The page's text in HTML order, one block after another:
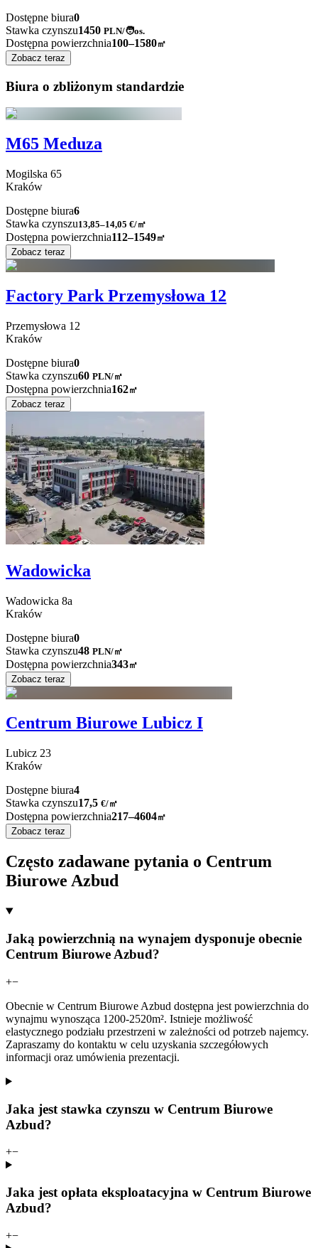
Dostępne biura0
Stawka czynszu1450 PLN/🧑os.
Dostępna powierzchnia100–1580㎡
Zobacz teraz
Biura o zbliżonym standardzie
M65 Meduza
Mogilska 65
Kraków
Dostępne biura6
Stawka czynszu13,85–14,05 €/㎡
Dostępna powierzchnia112–1549㎡
Zobacz teraz
Factory Park Przemysłowa 12
Przemysłowa 12
Kraków
Dostępne biura0
Stawka czynszu60 PLN/㎡
Dostępna powierzchnia162㎡
Zobacz teraz
Wadowicka
Wadowicka 8a
Kraków
Dostępne biura0
Stawka czynszu48 PLN/㎡
Dostępna powierzchnia343㎡
Zobacz teraz
Centrum Biurowe Lubicz I
Lubicz 23
Kraków
Dostępne biura4
Stawka czynszu17,5 €/㎡
Dostępna powierzchnia217–4604㎡
Zobacz teraz
Często zadawane pytania o Centrum
Biurowe Azbud
Jaką powierzchnią na wynajem dysponuje obecnie
Centrum Biurowe Azbud?
+−
Obecnie w Centrum Biurowe Azbud dostępna jest powierzchnia do
wynajmu wynosząca 1200-2520m². Istnieje możliwość
elastycznego podziału przestrzeni w zależności od potrzeb najemcy.
Zapraszamy do kontaktu w celu uzyskania szczegółowych
informacji oraz umówienia prezentacji.
Jaka jest stawka czynszu w Centrum Biurowe
Azbud?
+−
Jaka jest opłata eksploatacyjna w Centrum Biurowe
Azbud?
+−